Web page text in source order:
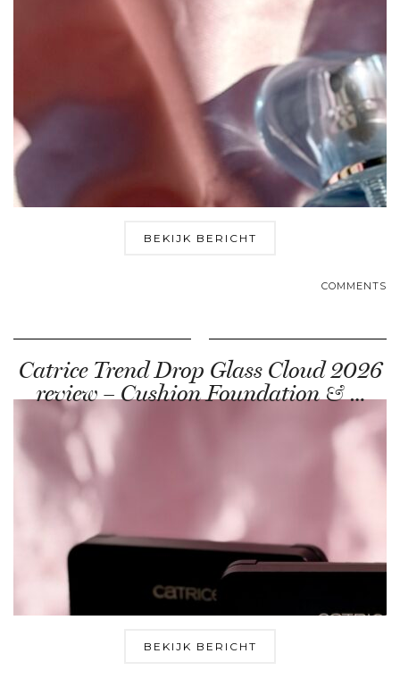
BEKIJK BERICHT
COMMENTS
Catrice Trend Drop Glass Cloud 2026
review – Cushion Foundation & …
BEKIJK BERICHT